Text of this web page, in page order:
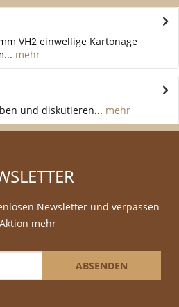
VH2 einwellige Kartonage
mehr
und diskutieren... mehr
Newsletter und verpassen
mehr
ABSENDEN